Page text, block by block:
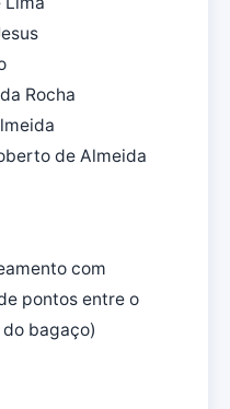
Rocha
de Almeida
com
pontos entre o
bagaço)